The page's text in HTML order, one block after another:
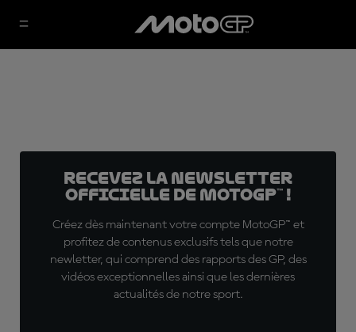
Recevez la Newsletter
officielle de MotoGP™ !
Créez dès maintenant votre compte MotoGP™ et
profitez de contenus exclusifs tels que notre
newletter, qui comprend des rapports des GP, des
vidéos exceptionnelles ainsi que les dernières
actualités de notre sport.